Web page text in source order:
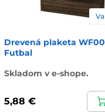
Drevená plaketa
Futbal
Skladom v e-shope.
5,88 €